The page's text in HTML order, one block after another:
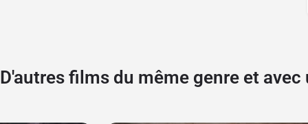
D'autres films du même genre et